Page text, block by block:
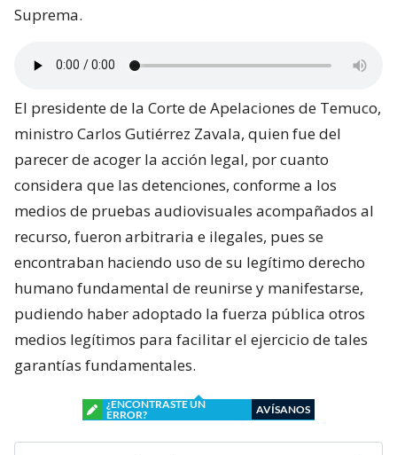
Suprema.
El presidente de la Corte de Apelaciones de Temuco,
ministro Carlos Gutiérrez Zavala, quien fue del
parecer de acoger la acción legal, por cuanto
considera que las detenciones, conforme a los
medios de pruebas audiovisuales acompañados al
recurso, fueron arbitraria e ilegales, pues se
encontraban haciendo uso de su legítimo derecho
humano fundamental de reunirse y manifestarse,
pudiendo haber adoptado la fuerza pública otros
medios legítimos para facilitar el ejercicio de tales
garantías fundamentales.
¿ENCONTRASTE UN
ERROR?
AVÍSANOS